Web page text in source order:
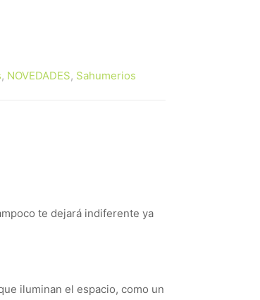
, NOVEDADES, Sahumerios
te dejará indiferente ya
iluminan el espacio, como un